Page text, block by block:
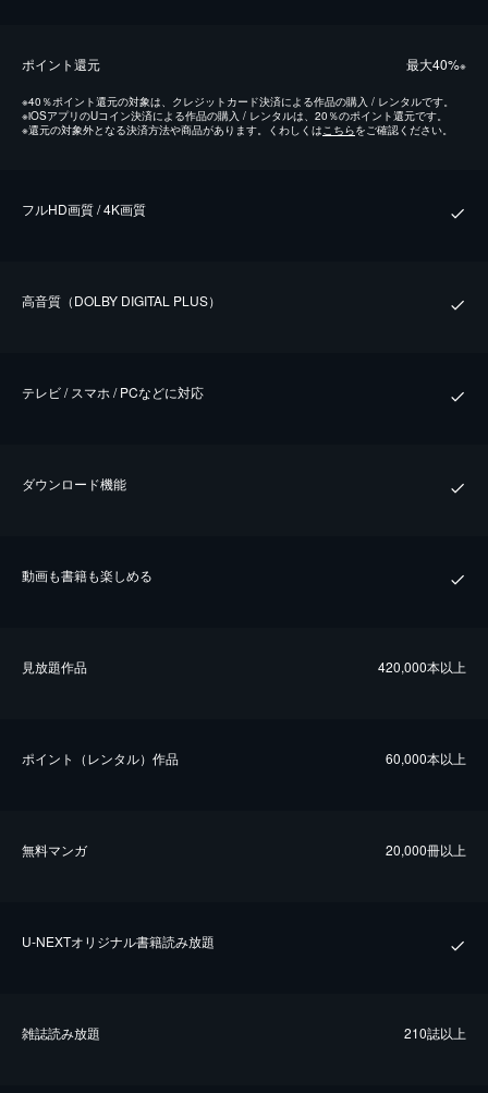
ポイント還元 最⼤40%※
※40％ポイント還元の対象は、クレジットカード決済による作品の購入 / レンタルです。
※iOSアプリのUコイン決済による作品の購入 / レンタルは、20％のポイント還元です。
※還元の対象外となる決済方法や商品があります。くわしくはこちらをご確認ください。
フルHD画質 / 4K画質
⾼⾳質（DOLBY DIGITAL PLUS）
テレビ / スマホ / PCなどに対応
ダウンロード機能
動画も書籍も楽しめる
⾒放題作品 420,000本以上
ポイント（レンタル）作品 60,000本以上
無料マンガ 20,000冊以上
U-NEXTオリジナル書籍読み放題
雑誌読み放題 210誌以上